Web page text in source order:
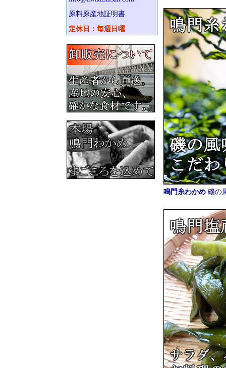
原料原産地証明書
定休日：毎週日曜
鳴門糸わかめ 磯の